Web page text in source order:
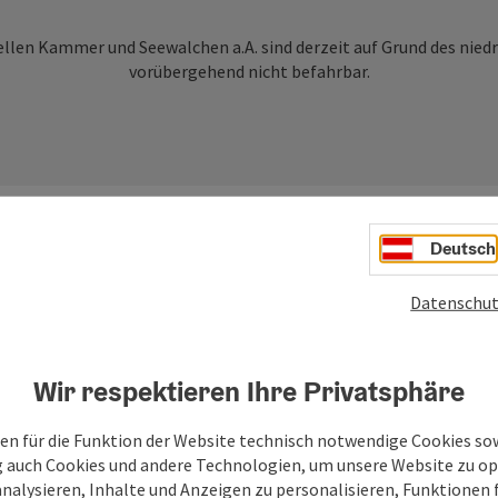
Kammer und Seewalchen a.A. sind derzeit auf Grund des
vorübergehend nicht befahrbar.
Gemälde der Welt kein Museum braucht?
das die Zeit vergessen lässt. Das
der Welt. Entdecken Sie den Rhythmus einer
und einer lebendigen Kulturlandschaft –
Deutsch
Wir respektieren Ihre Privatsphäre
für die Funktion der Website technisch notwendige Cookies
Cookies und andere Technologien, um unsere Website zu
Inhalte und Anzeigen zu personalisieren, Funktionen